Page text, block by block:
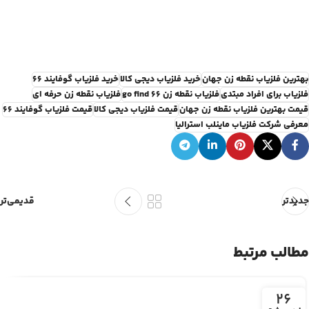
بهترین فلزیاب نقطه زن جهانخرید فلزیاب دیجی کالاخرید فلزیاب گوفایند 66
فلزیاب برای افراد مبتدیفلزیاب نقطه زن go find 66
فلزیاب نقطه زن حرفه ای
قیمت بهترین فلزیاب نقطه زن جهانقیمت فلزیاب دیجی کالاقیمت فلزیاب گوفایند 66
معرفی شرکت فلزیاب ماینلب استرالیا
جدیدتر قدیمی‌تر
مطالب مرتبط
26